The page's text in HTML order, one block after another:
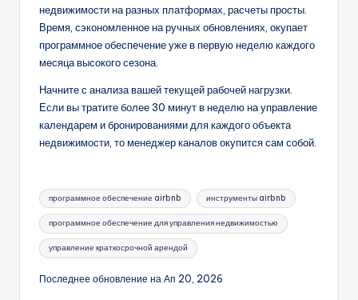
недвижимости на разных платформах, расчеты просты.
Время, сэкономленное на ручных обновлениях, окупает
программное обеспечение уже в первую неделю каждого
месяца высокого сезона.
Начните с анализа вашей текущей рабочей нагрузки.
Если вы тратите более 30 минут в неделю на управление
календарем и бронированиями для каждого объекта
недвижимости, то менеджер каналов окупится сам собой.
Метки:
программное обеспечение airbnb инструменты airbnb
программное обеспечение для управления недвижимостью
управление краткосрочной арендой
Последнее обновление на Ап 20, 2026